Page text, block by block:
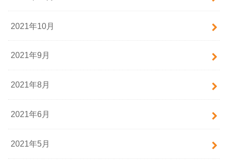
2021年10月
2021年9月
2021年8月
2021年6月
2021年5月